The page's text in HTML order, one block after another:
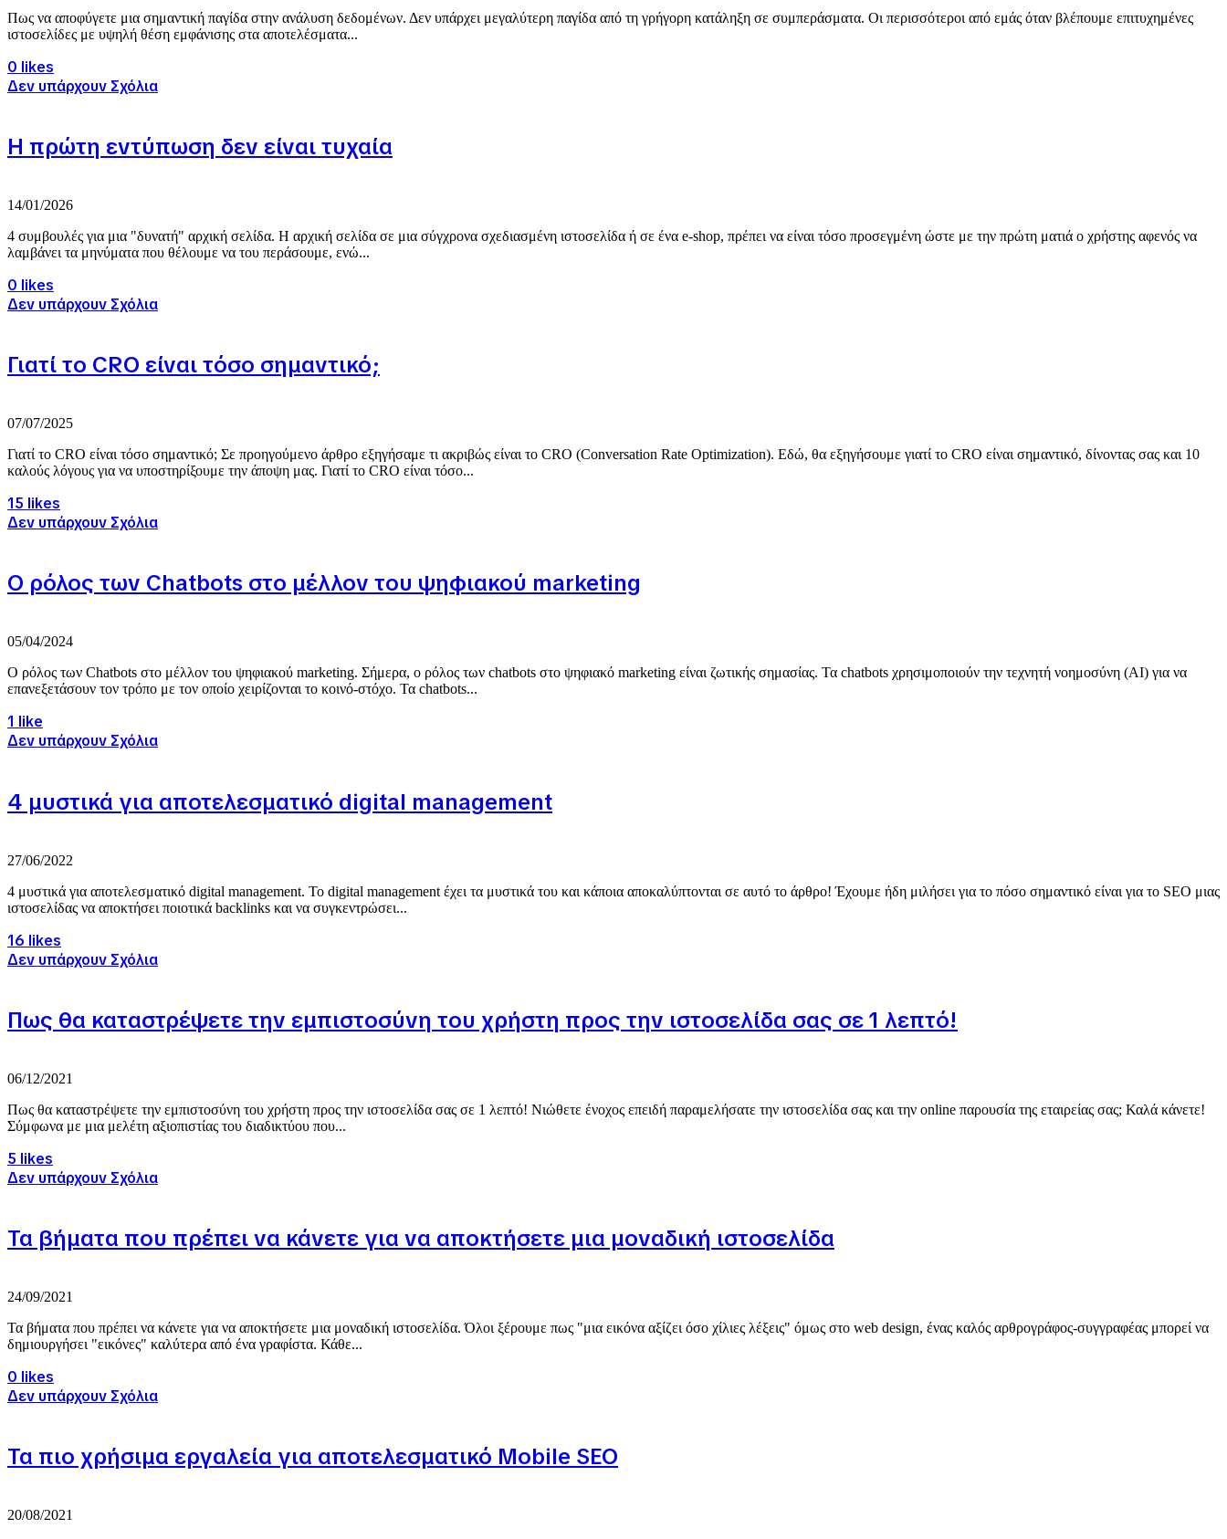
Πως να αποφύγετε μια σημαντική παγίδα στην ανάλυση δεδομένων. Δεν υπάρχει μεγαλύτερη παγίδα από τη γρήγορη κατάληξη σε συμπεράσματα. Οι περισσότεροι από εμάς όταν βλέπουμε επιτυχημένες
ιστοσελίδες με υψηλή θέση εμφάνισης στα αποτελέσματα...
0 likes
Δεν υπάρχουν Σχόλια
Η πρώτη εντύπωση δεν είναι τυχαία
14/01/2026
4 συμβουλές για μια "δυνατή" αρχική σελίδα. Η αρχική σελίδα σε μια σύγχρονα σχεδιασμένη ιστοσελίδα ή σε ένα e-shop, πρέπει να είναι τόσο προσεγμένη ώστε με την πρώτη ματιά ο χρήστης αφενός να
λαμβάνει τα μηνύματα που θέλουμε να του περάσουμε, ενώ...
0 likes
Δεν υπάρχουν Σχόλια
Γιατί το CRO είναι τόσο σημαντικό;
07/07/2025
Γιατί το CRO είναι τόσο σημαντικό; Σε προηγούμενο άρθρο εξηγήσαμε τι ακριβώς είναι το CRO (Conversation Rate Optimization). Εδώ, θα εξηγήσουμε γιατί το CRO είναι σημαντικό, δίνοντας σας και 10
καλούς λόγους για να υποστηρίξουμε την άποψη μας. Γιατί το CRO είναι τόσο...
15 likes
Δεν υπάρχουν Σχόλια
Ο ρόλος των Chatbots στο μέλλον του ψηφιακού marketing
05/04/2024
Ο ρόλος των Chatbots στο μέλλον του ψηφιακού marketing. Σήμερα, ο ρόλος των chatbots στο ψηφιακό marketing είναι ζωτικής σημασίας. Τα chatbots χρησιμοποιούν την τεχνητή νοημοσύνη (AI) για να
επανεξετάσουν τον τρόπο με τον οποίο χειρίζονται το κοινό-στόχο. Τα chatbots...
1 like
Δεν υπάρχουν Σχόλια
4 μυστικά για αποτελεσματικό digital management
27/06/2022
4 μυστικά για αποτελεσματικό digital management. Το digital management έχει τα μυστικά του και κάποια αποκαλύπτονται σε αυτό το άρθρο! Έχουμε ήδη μιλήσει για το πόσο σημαντικό είναι για το SEO μιας
ιστοσελίδας να αποκτήσει ποιοτικά backlinks και να συγκεντρώσει...
16 likes
Δεν υπάρχουν Σχόλια
Πως θα καταστρέψετε την εμπιστοσύνη του χρήστη προς την ιστοσελίδα σας σε 1 λεπτό!
06/12/2021
Πως θα καταστρέψετε την εμπιστοσύνη του χρήστη προς την ιστοσελίδα σας σε 1 λεπτό! Νιώθετε ένοχος επειδή παραμελήσατε την ιστοσελίδα σας και την online παρουσία της εταιρείας σας; Καλά κάνετε!
Σύμφωνα με μια μελέτη αξιοπιστίας του διαδικτύου που...
5 likes
Δεν υπάρχουν Σχόλια
Τα βήματα που πρέπει να κάνετε για να αποκτήσετε μια μοναδική ιστοσελίδα
24/09/2021
Τα βήματα που πρέπει να κάνετε για να αποκτήσετε μια μοναδική ιστοσελίδα. Όλοι ξέρουμε πως "μια εικόνα αξίζει όσο χίλιες λέξεις" όμως στο web design, ένας καλός αρθρογράφος-συγγραφέας μπορεί να
δημιουργήσει "εικόνες" καλύτερα από ένα γραφίστα. Κάθε...
0 likes
Δεν υπάρχουν Σχόλια
Τα πιο χρήσιμα εργαλεία για αποτελεσματικό Mobile SEO
20/08/2021